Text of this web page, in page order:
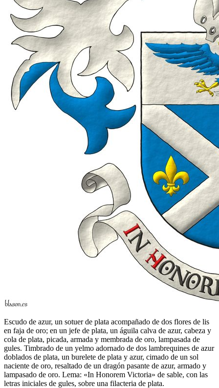
Escudo de azur, un sotuer de plata acompañado de dos flores de lis
en faja de oro; en un jefe de plata, un águila calva de azur, cabeza y
cola de plata, picada, armada y membrada de oro, lampasada de
gules. Timbrado de un yelmo adornado de dos lambrequines de azur
doblados de plata, un burelete de plata y azur, cimado de un sol
naciente de oro, resaltado de un dragón pasante de azur, armado y
lampasado de oro. Lema: «In Honorem Victoria» de sable, con las
letras iniciales de gules, sobre una filacteria de plata.